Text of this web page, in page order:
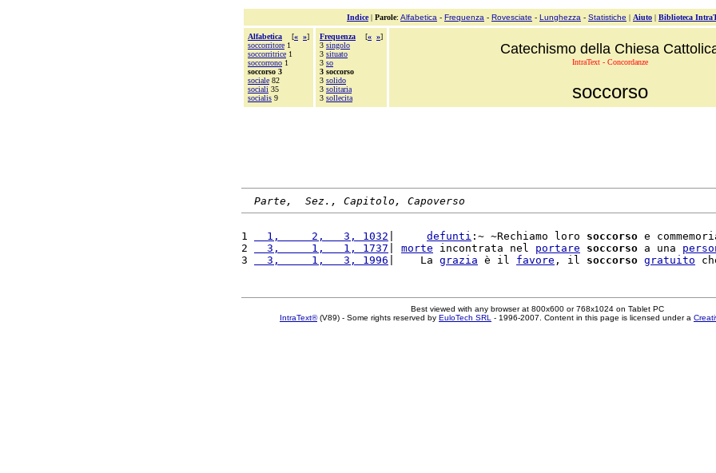
Indice| Parole: Alfabetica - Frequenza - Rovesciate - Lunghezza - Statistiche | Aiuto | Biblioteca
Alfabetica [« »]
soccorritore 1
soccorritrice 1
soccorrono 1
soccorso 3
sociale 82
sociali 35
socialis 9
Frequenza [« »]
3 singolo
3 situato
3 so
3 soccorso
3 solido
3 solitaria
3 sollecita
Catechismo della Chiesa
IntraText - Concordanze
soccorso
Parte,  Sez., Capitolo, Capoverso
1
  1,     2,   3, 1032
defunti :~ ~Rechiamo loro soccorso e
2
  3,     1,   1, 1737
morte incontrata nel portare soccorso a una
3
  3,     1,   3, 1996
|    La grazia è il favore , il soccorso gratuito
Best viewed with any browser at 800x600 or 768x1024 on Tablet PC
IntraText®(V89) - Some rights reserved by EuloTech SRL - 1996-2007. Content in this page is licensed under a